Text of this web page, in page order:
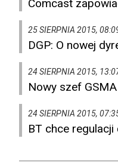
Comcast
25 SIERPNIA 2015,
DGP: O nowej
24 SIERPNIA 2015,
Nowy szef
24 SIERPNIA 2015,
BT chce regulacji